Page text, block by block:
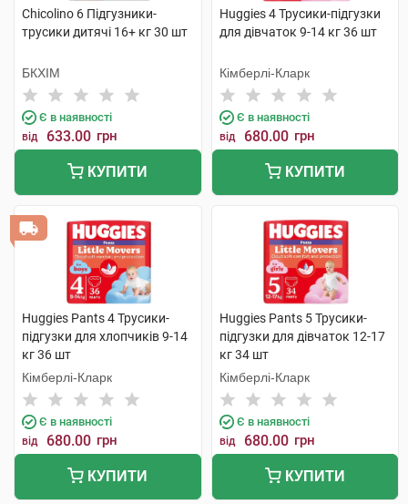
Chicolino 6 Підгузники-
трусики дитячі 16+ кг 30 шт
БКХІМ
Є в наявності
від 633.00 грн
КУПИТИ
Huggies 4 Трусики-підгузки
для дівчаток 9-14 кг 36 шт
Кімберлі-Кларк
Є в наявності
від 680.00 грн
КУПИТИ
Huggies Pants 4 Трусики-
підгузки для хлопчиків 9-14
кг 36 шт
Кімберлі-Кларк
Є в наявності
від 680.00 грн
КУПИТИ
Huggies Pants 5 Трусики-
підгузки для дівчаток 12-17
кг 34 шт
Кімберлі-Кларк
Є в наявності
від 680.00 грн
КУПИТИ